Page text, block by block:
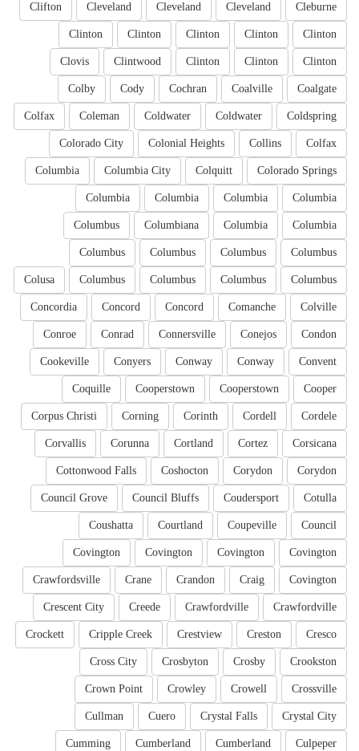
Cleburne
Cleveland
Cleveland
Cleveland
Clifton
Clinton
Clinton
Clinton
Clinton
Clinton
Clinton
Clinton
Clinton
Clintwood
Clovis
Coalgate
Coalville
Cochran
Cody
Colby
Coldspring
Coldwater
Coldwater
Coleman
Colfax
Colfax
Collins
Colonial Heights
Colorado City
Colorado Springs
Colquitt
Columbia City
Columbia
Columbia
Columbia
Columbia
Columbia
Columbia
Columbia
Columbiana
Columbus
Columbus
Columbus
Columbus
Columbus
Columbus
Columbus
Columbus
Columbus
Colusa
Colville
Comanche
Concord
Concord
Concordia
Condon
Conejos
Connersville
Conrad
Conroe
Convent
Conway
Conway
Conyers
Cookeville
Cooper
Cooperstown
Cooperstown
Coquille
Cordele
Cordell
Corinth
Corning
Corpus Christi
Corsicana
Cortez
Cortland
Corunna
Corvallis
Corydon
Corydon
Coshocton
Cottonwood Falls
Cotulla
Coudersport
Council Bluffs
Council Grove
Council
Coupeville
Courtland
Coushatta
Covington
Covington
Covington
Covington
Covington
Craig
Crandon
Crane
Crawfordsville
Crawfordville
Crawfordville
Creede
Crescent City
Cresco
Creston
Crestview
Cripple Creek
Crockett
Crookston
Crosby
Crosbyton
Cross City
Crossville
Crowell
Crowley
Crown Point
Crystal City
Crystal Falls
Cuero
Cullman
Culpeper
Cumberland
Cumberland
Cumming